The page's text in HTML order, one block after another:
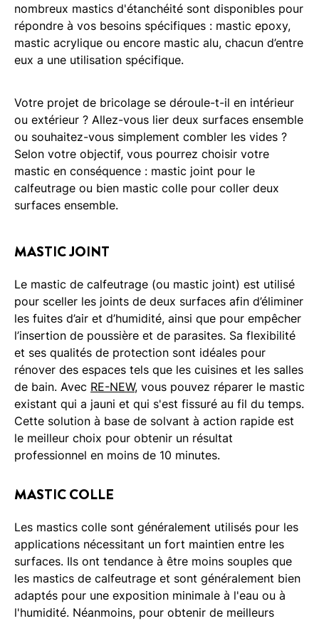
nombreux mastics d'étanchéité sont disponibles pour
répondre à vos besoins spécifiques : mastic epoxy,
mastic acrylique ou encore mastic alu, chacun d’entre
eux a une utilisation spécifique.
Votre projet de bricolage se déroule-t-il en intérieur
ou extérieur ? Allez-vous lier deux surfaces ensemble
ou souhaitez-vous simplement combler les vides ?
Selon votre objectif, vous pourrez choisir votre
mastic en conséquence : mastic joint pour le
calfeutrage ou bien mastic colle pour coller deux
surfaces ensemble.
MASTIC JOINT
Le mastic de calfeutrage (ou mastic joint) est utilisé
pour sceller les joints de deux surfaces afin d’éliminer
les fuites d’air et d’humidité, ainsi que pour empêcher
l’insertion de poussière et de parasites. Sa flexibilité
et ses qualités de protection sont idéales pour
rénover des espaces tels que les cuisines et les salles
de bain. Avec RE-NEW, vous pouvez réparer le mastic
existant qui a jauni et qui s'est fissuré au fil du temps.
Cette solution à base de solvant à action rapide est
le meilleur choix pour obtenir un résultat
professionnel en moins de 10 minutes.
MASTIC COLLE
Les mastics colle sont généralement utilisés pour les
applications nécessitant un fort maintien entre les
surfaces. Ils ont tendance à être moins souples que
les mastics de calfeutrage et sont généralement bien
adaptés pour une exposition minimale à l'eau ou à
l'humidité. Néanmoins, pour obtenir de meilleurs